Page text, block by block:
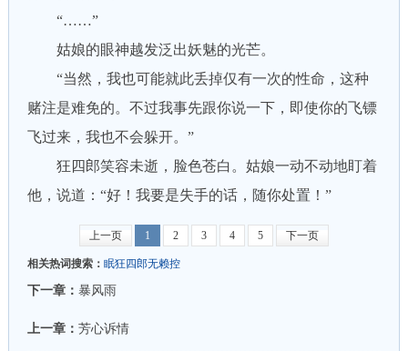
“……”
姑娘的眼神越发泛出妖魅的光芒。
“当然，我也可能就此丢掉仅有一次的性命，这种
赌注是难免的。不过我事先跟你说一下，即使你的飞镖
飞过来，我也不会躲开。”
狂四郎笑容未逝，脸色苍白。姑娘一动不动地盯着
他，说道：“好！我要是失手的话，随你处置！”
上一页 1 2 3 4 5 下一页
相关热词搜索： 眠狂四郎无赖控
下一章： 暴风雨
上一章： 芳心诉情